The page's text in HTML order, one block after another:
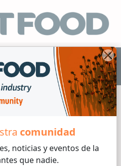
comunidad
noticias y eventos de la
que nadie.
ES